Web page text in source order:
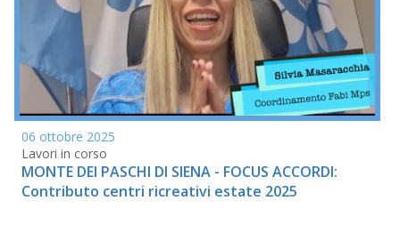
06 ottobre 2025
Lavori in corso
MONTE DEI PASCHI DI SIENA - FOCUS ACCORDI:
Contributo centri ricreativi estate 2025